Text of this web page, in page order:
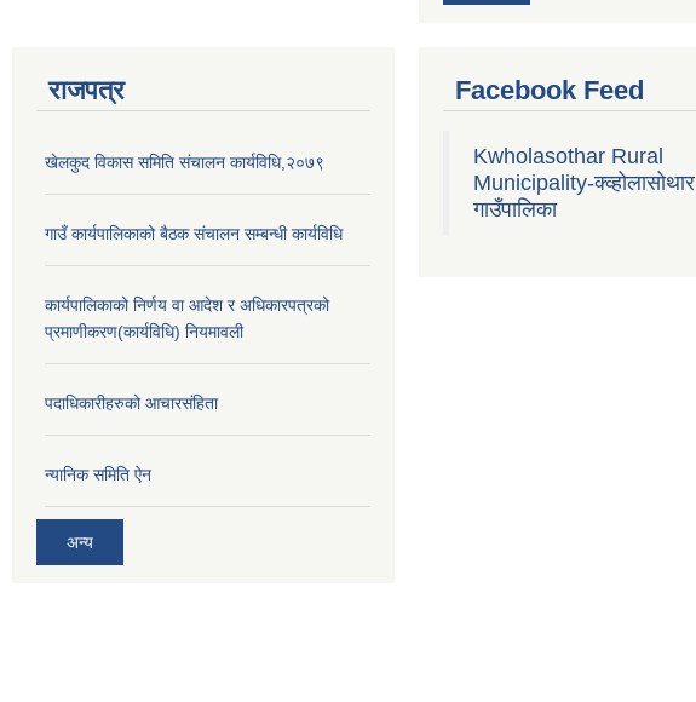
राजपत्र
खेलकुद विकास समिति संचालन कार्यविधि,२०७९
गाउँ कार्यपालिकाको बैठक संचालन सम्बन्धी कार्यविधि
कार्यपालिकाको निर्णय वा आदेश र अधिकारपत्रको
प्रमाणीकरण(कार्यविधि) नियमावली
पदाधिकारीहरुको आचारसंहिता
न्यानिक समिति ऐन
अन्य
Facebook Feed
Kwholasothar Rural
Municipality-क्व्होलासोथार
गाउँपालिका